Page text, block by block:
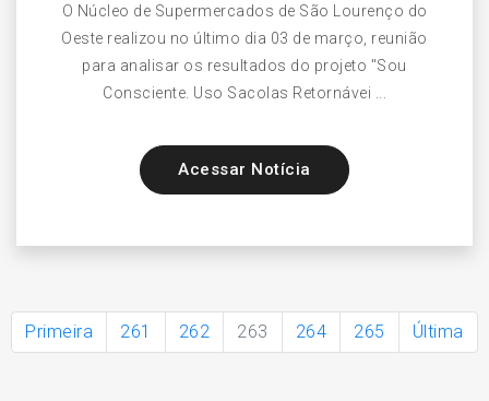
O Núcleo de Supermercados de São Lourenço do
Oeste realizou no último dia 03 de março, reunião
para analisar os resultados do projeto "Sou
Consciente. Uso Sacolas Retornávei ...
Acessar Notícia
Primeira 261 262 263 264 265 Última